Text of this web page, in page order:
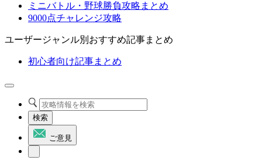
ミニバトル・野球勝負攻略まとめ
9000点チャレンジ攻略
ユーザージャンル別おすすめ記事まとめ
初心者向け記事まとめ
検索
ご意見